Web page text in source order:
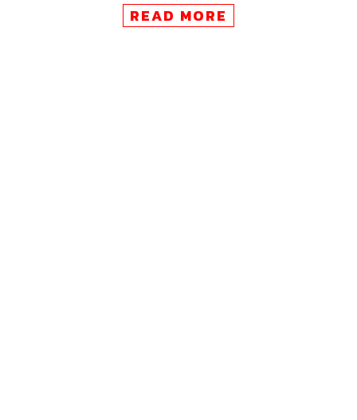
ได้ให้ไว้ เพื่อสนับสนุนให้ทุกภาคส่วนที่ได้รับผลกระทบ
สามารถกลับมาประกอบอาชีพและสร้างรายได้โดยเร็วที่สุด”
READ MORE